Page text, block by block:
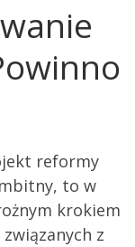
reformy
to w
krokiem
z